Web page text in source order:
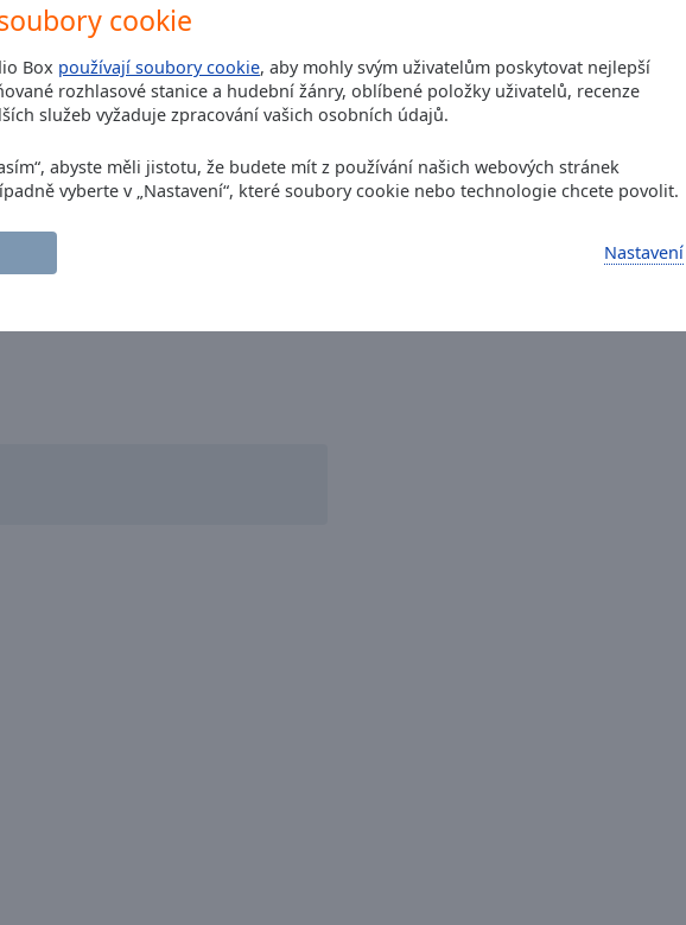
cookie
Box používají soubory cookie, aby mohly svým uživatelům poskytovat nejlepší
rozhlasové stanice a hudební žánry, oblíbené položky uživatelů, recenze
služeb vyžaduje zpracování vašich osobních údajů.
abyste měli jistotu, že budete mít z používání našich webových stránek
vyberte v „Nastavení“, které soubory cookie nebo technologie chcete povolit.
Nastavení